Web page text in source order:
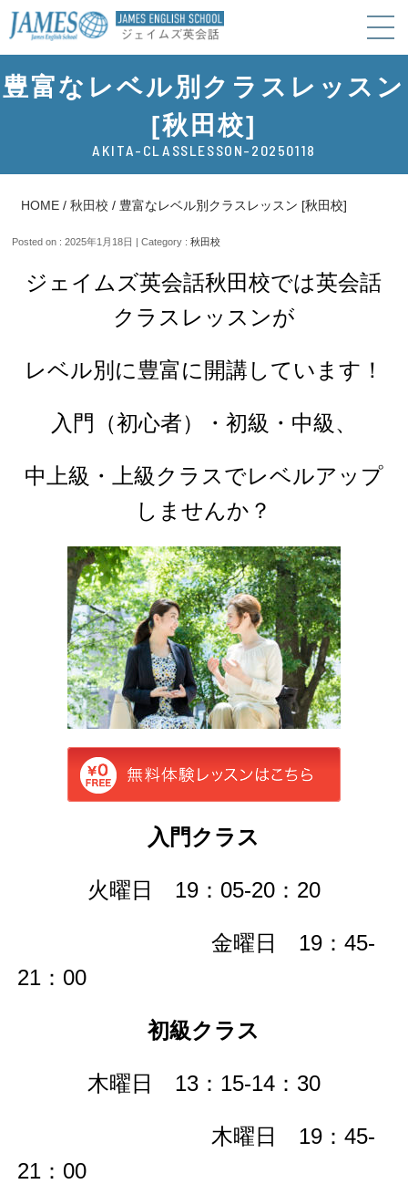
豊富なレベル別クラスレッスン
[秋田校]
AKITA-CLASSLESSON-20250118
HOME /秋田校 / 豊富なレベル別クラスレッスン [秋田校]
Posted on : 2025年1月18日 | Category :秋田校
ジェイムズ英会話秋田校では英会話
クラスレッスンが
レベル別に豊富に開講しています！
入門（初心者）・初級・中級、
中上級・上級クラスでレベルアップ
しませんか？
入門クラス
火曜日 19：05-20：20
金曜日 19：45-
21：00
初級クラス
木曜日 13：15-14：30
木曜日 19：45-
21：00